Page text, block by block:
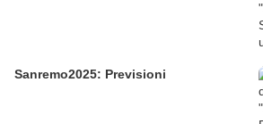
Sanremo2025: Previsioni